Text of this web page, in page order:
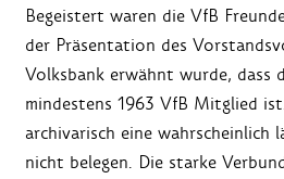
Begeistert waren die VfB
der Präsentation des
Volksbank erwähnt wurde, dass
mindestens 1963 VfB Mitglied
archivarisch eine wahrscheinlich
nicht belegen. Die starke